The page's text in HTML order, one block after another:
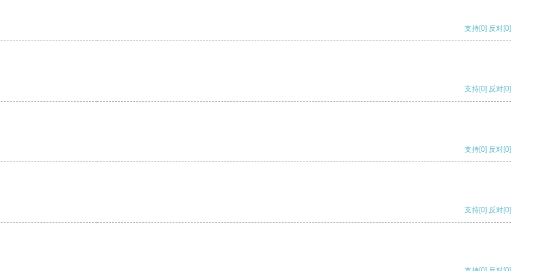
支持[0] 反对[0]
支持[0] 反对[0]
支持[0] 反对[0]
支持[0] 反对[0]